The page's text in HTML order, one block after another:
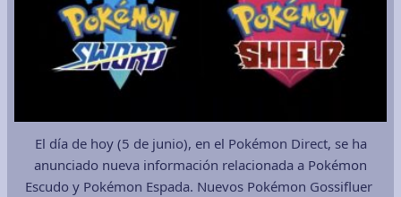
El día de hoy (5 de junio), en el Pokémon Direct, se ha
anunciado nueva información relacionada a Pokémon
Escudo y Pokémon Espada. Nuevos Pokémon Gossifluer